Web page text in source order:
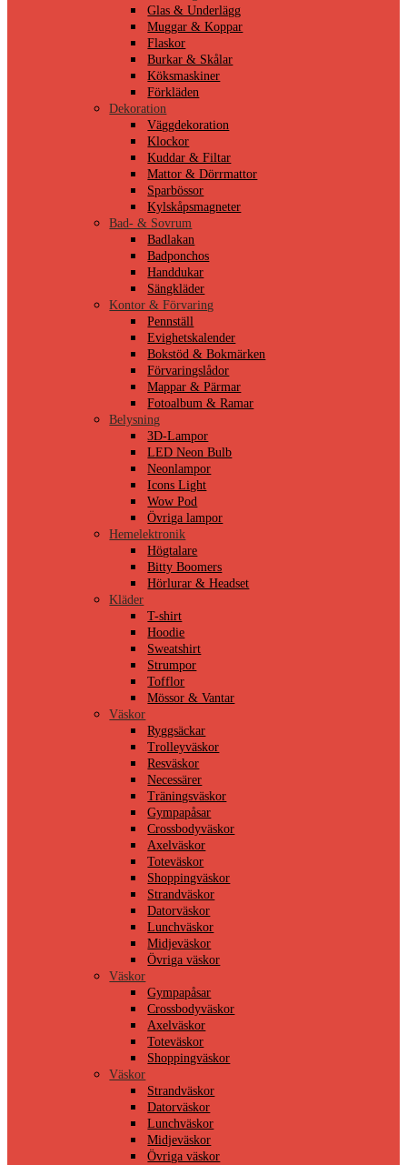
Glas & Underlägg
Muggar & Koppar
Flaskor
Burkar & Skålar
Köksmaskiner
Förkläden
Dekoration
Väggdekoration
Klockor
Kuddar & Filtar
Mattor & Dörrmattor
Sparbössor
Kylskåpsmagneter
Bad- & Sovrum
Badlakan
Badponchos
Handdukar
Sängkläder
Kontor & Förvaring
Pennställ
Evighetskalender
Bokstöd & Bokmärken
Förvaringslådor
Mappar & Pärmar
Fotoalbum & Ramar
Belysning
3D-Lampor
LED Neon Bulb
Neonlampor
Icons Light
Wow Pod
Övriga lampor
Hemelektronik
Högtalare
Bitty Boomers
Hörlurar & Headset
Kläder
T-shirt
Hoodie
Sweatshirt
Strumpor
Tofflor
Mössor & Vantar
Väskor
Ryggsäckar
Trolleyväskor
Resväskor
Necessärer
Träningsväskor
Gympapåsar
Crossbodyväskor
Axelväskor
Toteväskor
Shoppingväskor
Strandväskor
Datorväskor
Lunchväskor
Midjeväskor
Övriga väskor
Väskor
Gympapåsar
Crossbodyväskor
Axelväskor
Toteväskor
Shoppingväskor
Väskor
Strandväskor
Datorväskor
Lunchväskor
Midjeväskor
Övriga väskor